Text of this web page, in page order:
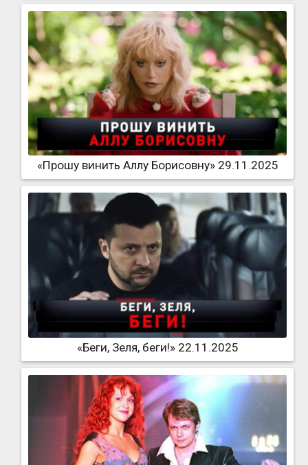
«Прошу винить Аллу Борисовну» 29.11.2025
«Беги, Зеля, беги!» 22.11.2025